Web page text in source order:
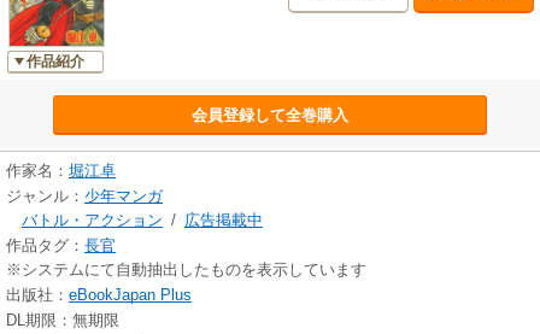
作品紹介
会員登録して全巻購入
作家名： 堀江卓
ジャンル： 少年マンガ
バトル・アクション / 広告掲載中
作品タグ： 長官
※システムにて自動抽出したものを表示しています
出版社： eBookJapan Plus
DL期限：無期限